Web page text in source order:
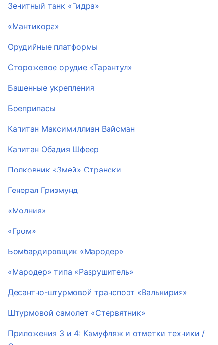
Зенитный танк «Гидра»
«Мантикора»
Орудийные платформы
Сторожевое орудие «Тарантул»
Башенные укрепления
Боеприпасы
Капитан Максимиллиан Вайсман
Капитан Обадия Шфеер
Полковник «Змей» Странски
Генерал Гризмунд
«Молния»
«Гром»
Бомбардировщик «Мародер»
«Мародер» типа «Разрушитель»
Десантно-штурмовой транспорт «Валькирия»
Штурмовой самолет «Стервятник»
Приложения 3 и 4: Камуфляж и отметки техники /